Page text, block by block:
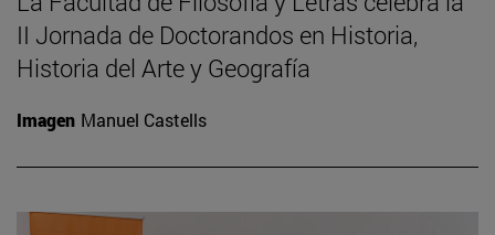
II Jornada de Doctorandos en Historia,
Historia del Arte y Geografía
Imagen Manuel Castells